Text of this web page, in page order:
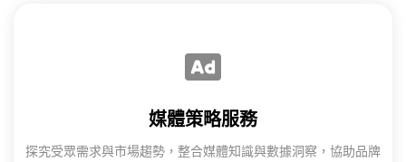
媒體策略服務​
探究受眾需求與市場趨勢，整合媒體知識與數據洞察，協助品牌